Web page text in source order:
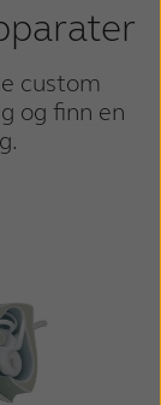
custom
og finn en